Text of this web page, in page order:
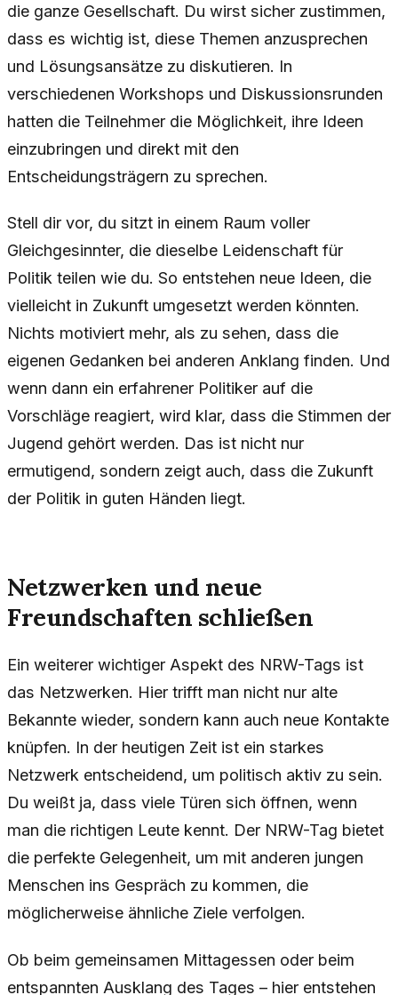
die ganze Gesellschaft. Du wirst sicher zustimmen,
dass es wichtig ist, diese Themen anzusprechen
und Lösungsansätze zu diskutieren. In
verschiedenen Workshops und Diskussionsrunden
hatten die Teilnehmer die Möglichkeit, ihre Ideen
einzubringen und direkt mit den
Entscheidungsträgern zu sprechen.
Stell dir vor, du sitzt in einem Raum voller
Gleichgesinnter, die dieselbe Leidenschaft für
Politik teilen wie du. So entstehen neue Ideen, die
vielleicht in Zukunft umgesetzt werden könnten.
Nichts motiviert mehr, als zu sehen, dass die
eigenen Gedanken bei anderen Anklang finden. Und
wenn dann ein erfahrener Politiker auf die
Vorschläge reagiert, wird klar, dass die Stimmen der
Jugend gehört werden. Das ist nicht nur
ermutigend, sondern zeigt auch, dass die Zukunft
der Politik in guten Händen liegt.
Netzwerken und neue
Freundschaften schließen
Ein weiterer wichtiger Aspekt des NRW-Tags ist
das Netzwerken. Hier trifft man nicht nur alte
Bekannte wieder, sondern kann auch neue Kontakte
knüpfen. In der heutigen Zeit ist ein starkes
Netzwerk entscheidend, um politisch aktiv zu sein.
Du weißt ja, dass viele Türen sich öffnen, wenn
man die richtigen Leute kennt. Der NRW-Tag bietet
die perfekte Gelegenheit, um mit anderen jungen
Menschen ins Gespräch zu kommen, die
möglicherweise ähnliche Ziele verfolgen.
Ob beim gemeinsamen Mittagessen oder beim
entspannten Ausklang des Tages – hier entstehen